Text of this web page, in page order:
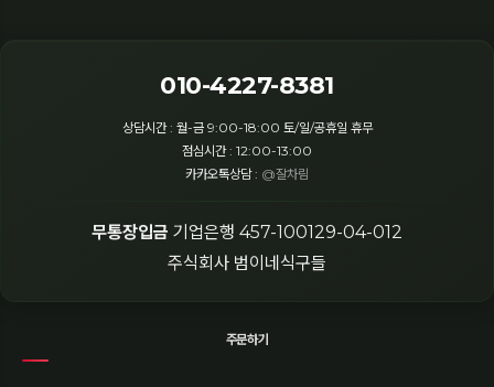
010-4227-8381
상담시간 : 월-금 9:00-18:00 토/일/공휴일 휴무
점심시간 : 12:00-13:00
카카오톡상담 : @잘차림
무통장입금 기업은행 457-100129-04-012
주식회사 범이네식구들
주문하기